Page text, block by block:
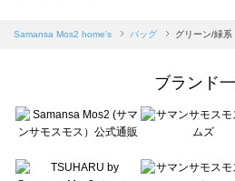
Samansa Mos2 blue（サマンサモスモス ブルー）
sō4ū（ソウフォーユー）のバッグ一覧
Te chichi（テチチ）のバッグ一覧
Te chichi CLASSIC（テチチ クラシック）のバッ
Lugnoncure（ルノンキュール）のバッグ一覧
Samansa Mos2 home's バッグ グリーン/緑系
ブランド